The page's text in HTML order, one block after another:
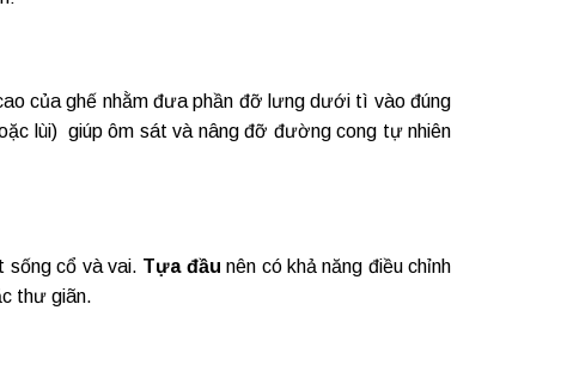
của ghế nhằm đưa phần đỡ lưng dưới tì vào đúng
lùi) giúp ôm sát và nâng đỡ đường cong tự nhiên
sống cổ và vai. Tựa đầu nên có khả năng điều chỉnh
thư giãn.